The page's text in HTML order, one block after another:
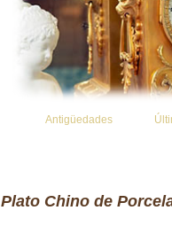
Antigüedades
Plato Chino de